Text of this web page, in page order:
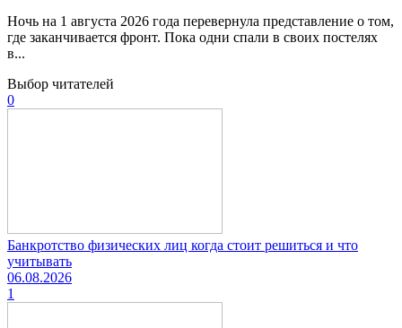
Ночь на 1 августа 2026 года перевернула представление о том,
где заканчивается фронт. Пока одни спали в своих постелях
в...
Выбор читателей
0
Банкротство физических лиц когда стоит решиться и что
учитывать
06.08.2026
1